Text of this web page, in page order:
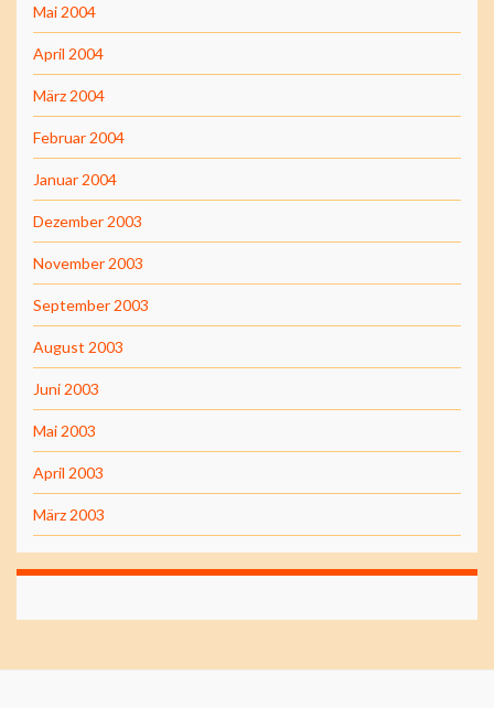
Mai 2004
April 2004
März 2004
Februar 2004
Januar 2004
Dezember 2003
November 2003
September 2003
August 2003
Juni 2003
Mai 2003
April 2003
März 2003